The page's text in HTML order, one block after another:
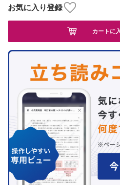
お気に入り登録
カートに